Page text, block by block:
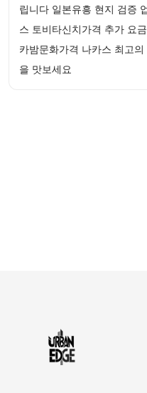
립니다 일본유흥 현지 검증
스 토비타신치가격 추가 요
카밤문화가격 나카스 최고
을 맛보세요